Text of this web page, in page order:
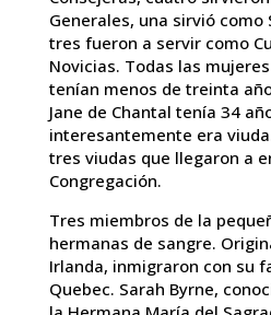
Generales, una sirvió como
tres fueron a servir como
Novicias. Todas las
tenían menos de treinta
Jane de Chantal tenía 34
interesantemente era
tres viudas que llegaron a
Congregación.
Tres miembros de la
hermanas de sangre.
Irlanda, inmigraron con su
Quebec. Sarah Byrne,